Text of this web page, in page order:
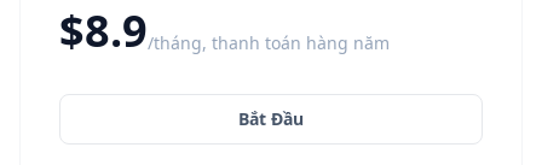
$8.9/tháng, thanh toán hàng năm
Bắt Đầu